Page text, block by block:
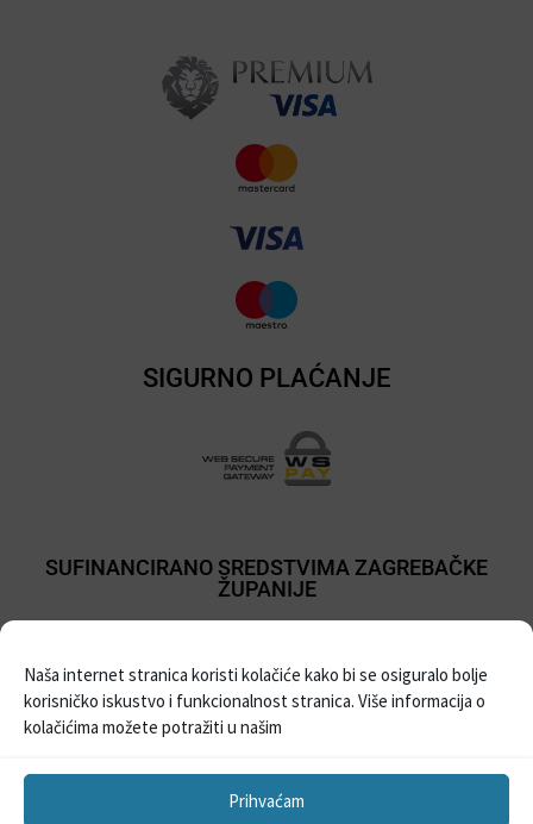
Naša internet stranica koristi kolačiće kako bi se osiguralo bolje
korisničko iskustvo i funkcionalnost stranica. Više informacija o
kolačićima možete potražiti u našim
Prihvaćam
SIGURNO PLAĆANJE
SUFINANCIRANO SREDSTVIMA ZAGREBAČKE
ŽUPANIJE